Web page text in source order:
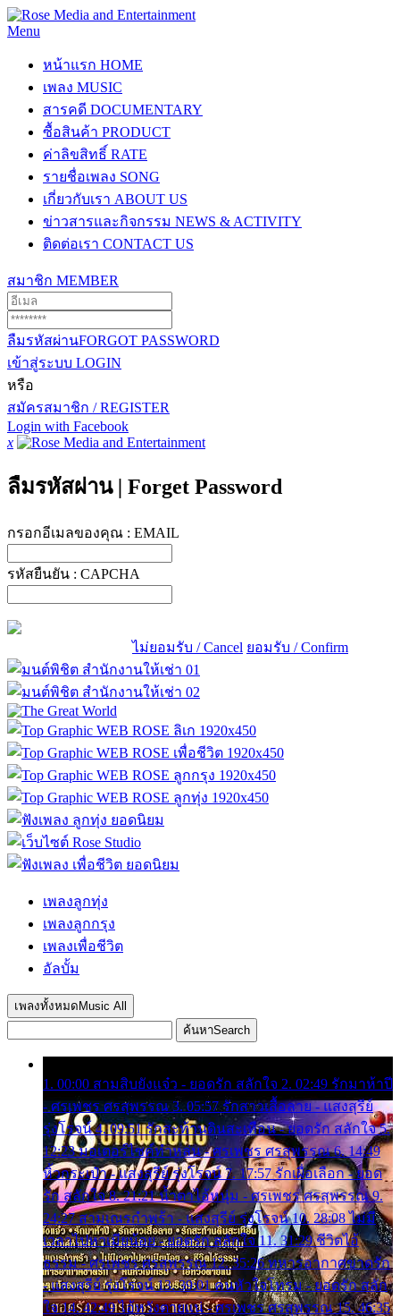
Menu
หน้าแรก HOME
เพลง MUSIC
สารคดี DOCUMENTARY
ซื้อสินค้า PRODUCT
ค่าลิขสิทธิ์ RATE
รายชื่อเพลง SONG
เกี่ยวกับเรา ABOUT US
ข่าวสารและกิจกรรม NEWS & ACTIVITY
ติดต่อเรา CONTACT US
สมาชิก MEMBER
ลืมรหัสผ่านFORGOT PASSWORD
เข้าสู่ระบบ LOGIN
หรือ
สมัครสมาชิก / REGISTER
Login with Facebook
x
ลืมรหัสผ่าน | Forget Password
กรอกอีเมลของคุณ : EMAIL
รหัสยืนยัน : CAPCHA
ไม่ยอมรับ / Cancel ยอมรับ / Confirm
เพลงลูกทุ่ง
เพลงลูกกรุง
เพลงเพื่อชีวิต
อัลบั้ม
เพลงทั้งหมด Music All
ค้นหาSearch
1. 00:00 สามสิบยังแจ๋ว - ยอดรัก สลักใจ 2. 02:49 รักมาห้าปี
- ศรเพชร ศรสุพรรณ 3. 05:57 รักสาวเสื้อลาย - แสงสุรีย์
รุ่งโรจน์ 4. 09:51 รักสะท้านดินสะเทือน - ยอดรัก สลักใจ 5.
12:23 มอเตอร์ไซค์ทำหล่น - ศรเพชร ศรสุพรรณ 6. 14:49
หิ้วกระเป๋า - แสงสุรีย์ รุ่งโรจน์ 7. 17:57 รักเผื่อเลือก - ยอด
รัก สลักใจ 8. 21:21 น้ำตาไอ้หนุ่ม - ศรเพชร ศรสุพรรณ 9.
24:27 สามเณรกำพร้า - แสงสุรีย์ รุ่งโรจน์ 10. 28:08 ไม่มี
เวลาไปหาเมียน้อย - ยอดรัก สลักใจ 11. 31:29 ชีวิตไอ้
ธรรม - ศรเพชร ศรสุพรรณ 12. 35:26 ทหารอากาศขาดรัก
- แสงสุรีย์ รุ่งโรจน์ 13. 39:01 คนหัวใจโทรม - ยอดรัก สลัก
ใจ 14. 42:49 ไอ้หวังตายแน่ - ศรเพชร ศรสุพรรณ 15. 46:35